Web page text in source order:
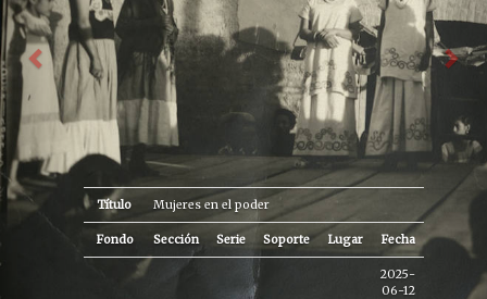
Título Mujeres en el poder
Fondo Sección Serie Soporte Lugar Fecha
2025-
06-12